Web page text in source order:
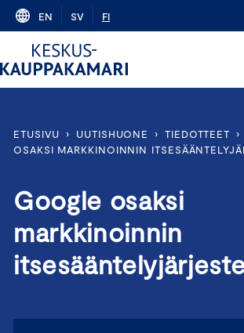
Skip
content
EN SV FI
ETUSIVU › UUTISHUONE › TIEDOTTEET ›
OSAKSI MARKKINOINNIN
Google osaksi
markkinoinnin